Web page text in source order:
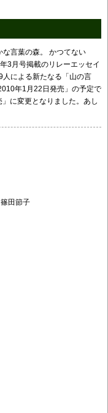
言葉の森。 かつてない
3月号掲載のリレーエッセイ
人による新たなる「山の言
年1月22日発売」の予定で
に変更となりました。あし
田節子